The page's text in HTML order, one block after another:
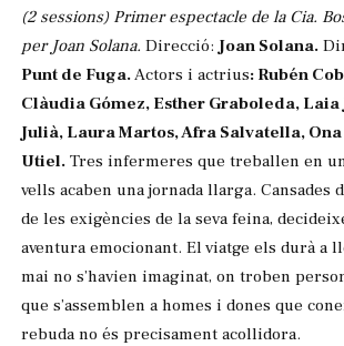
(2 sessions) Primer espectacle de la Cia.
per Joan Solana. Direcció: Joan Solana.
Punt de Fuga.Actors i actrius: Rubén
Clàudia Gómez, Esther Graboleda, Laia
Julià, Laura Martos, Afra Salvatella,
Utiel. Tres infermeres que treballen en
vells acaben una jornada llarga. Cansades
de les exigències de la seva feina,
aventura emocionant. El viatge els durà a
mai no s’havien imaginat, on troben
que s’assemblen a homes i dones que
rebuda no és precisament acollidora.